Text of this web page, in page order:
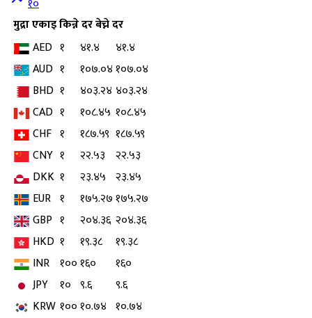
१०
मुद्राएकाइकिन्ने दरबेच्ने दर
AED १ ४१.४
४१.४
AUD १ १०७.०४१०७.०४
BHD १ ४०३.२४ ४०३.२४
CAD १ १०८.४५ १०८.४५
CHF १ १८७.५९ १८७.५९
CNY १ २२.५३
२२.५३
DKK १ २३.४५ २३.४५
EUR १ १७५.२७१७५.२७
GBP १ २०४.३६ २०४.३६
HKD १ १९.३८
१९.३८
INR १००१६०
१६०
JPY
१० ९.६
९.६
KRW १००१०.७४ १०.७४